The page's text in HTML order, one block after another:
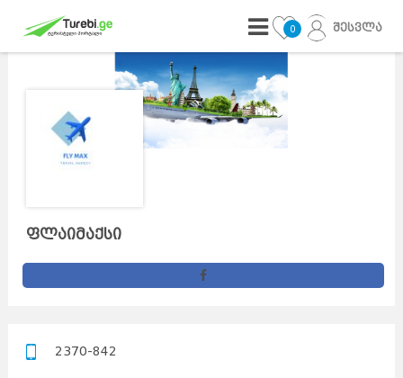
0 შესვლა
ფლაიმაქსი
2370-842